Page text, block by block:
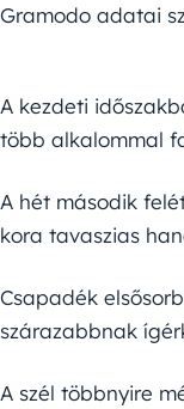
Gramodo adatai
A kezdeti
több alkalommal
A hét második
kora tavaszias
Csapadék
szárazabbnak
A szél többnyire